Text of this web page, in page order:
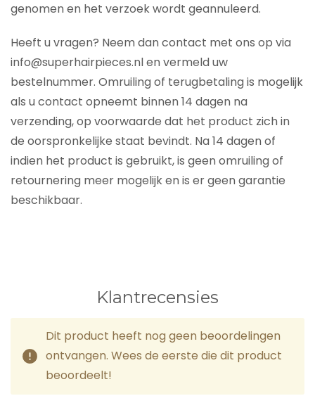
genomen en het verzoek wordt geannuleerd.
Heeft u vragen? Neem dan contact met ons op via
info@superhairpieces.nl en vermeld uw
bestelnummer. Omruiling of terugbetaling is mogelijk
als u contact opneemt binnen 14 dagen na
verzending, op voorwaarde dat het product zich in
de oorspronkelijke staat bevindt. Na 14 dagen of
indien het product is gebruikt, is geen omruiling of
retournering meer mogelijk en is er geen garantie
beschikbaar.
Klantrecensies
Dit product heeft nog geen beoordelingen
ontvangen. Wees de eerste die dit product
beoordeelt!